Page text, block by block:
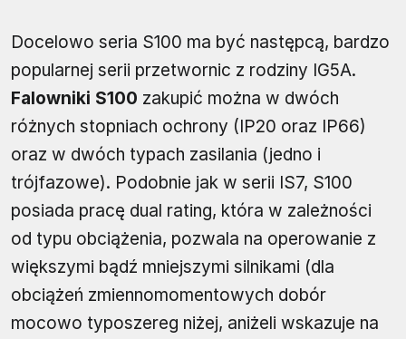
Docelowo seria S100 ma być następcą, bardzo
popularnej serii przetwornic z rodziny IG5A.
Falowniki S100 zakupić można w dwóch
różnych stopniach ochrony (IP20 oraz IP66)
oraz w dwóch typach zasilania (jedno i
trójfazowe). Podobnie jak w serii IS7, S100
posiada pracę dual rating, która w zależności
od typu obciążenia, pozwala na operowanie z
większymi bądź mniejszymi silnikami (dla
obciążeń zmiennomomentowych dobór
mocowo typoszereg niżej, aniżeli wskazuje na